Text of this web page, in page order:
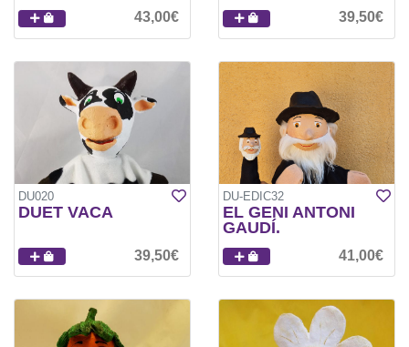
43,00€ 39,50€
DU020
DUET VACA
39,50€
DU-EDIC32
EL GENI ANTONI
GAUDÍ.
41,00€